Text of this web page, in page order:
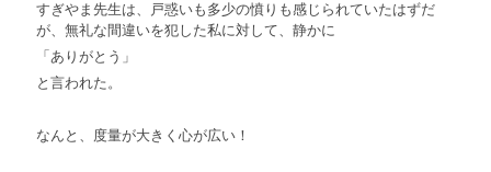
すぎやま先生は、戸惑いも多少の憤りも感じられていたはずだ
が、無礼な間違いを犯した私に対して、静かに
「ありがとう」
と言われた。
なんと、度量が大きく心が広い！